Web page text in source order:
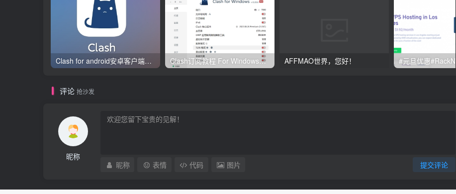
Clash for android安卓客户端保姆级新手使用教程 Clash订阅教程 For Windows中文使用图文教程 AFFMAO世界，您好！
评论 抢沙发
昵称
提交评论
昵称 表情 代码 图片